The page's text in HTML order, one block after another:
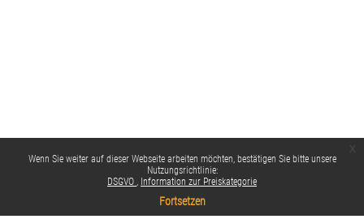
Wenn Sie weiter auf dieser Webseite arbeiten möchten, bestätigen Sie bitte unsere
Nutzungsrichtlinie:
DSGVO
Information zur Preiskategorie
Fortsetzen